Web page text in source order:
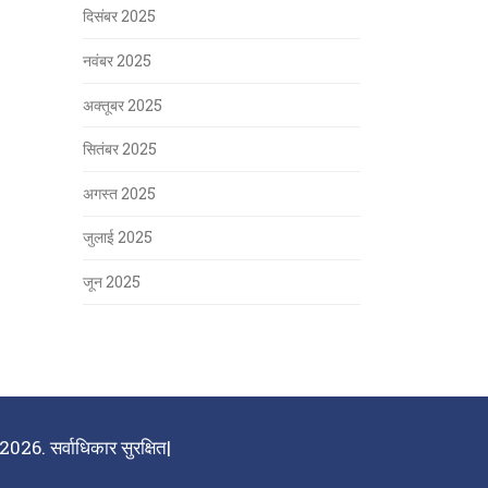
दिसंबर 2025
नवंबर 2025
अक्तूबर 2025
सितंबर 2025
अगस्त 2025
जुलाई 2025
जून 2025
सर्वाधिकार सुरक्षित|